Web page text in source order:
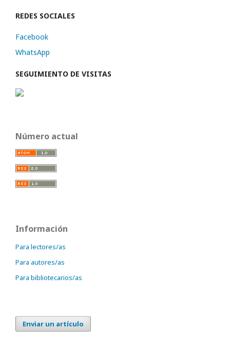
REDES SOCIALES
Facebook
WhatsApp
SEGUIMIENTO DE VISITAS
Número actual
Información
Para lectores/as
Para autores/as
Para bibliotecarios/as
Enviar un artículo